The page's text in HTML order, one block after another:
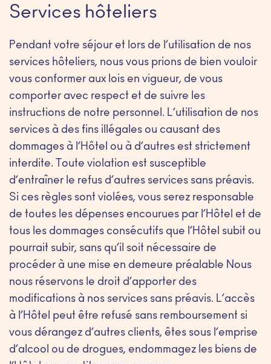
Services hôteliers
Pendant votre séjour et lors de l’utilisation de nos
services hôteliers, nous vous prions de bien vouloir
vous conformer aux lois en vigueur, de vous
comporter avec respect et de suivre les
instructions de notre personnel. L’utilisation de nos
services à des fins illégales ou causant des
dommages à l’Hôtel ou à d’autres est strictement
interdite. Toute violation est susceptible
d’entraîner le refus d’autres services sans préavis.
Si ces règles sont violées, vous serez responsable
de toutes les dépenses encourues par l’Hôtel et de
tous les dommages consécutifs que l’Hôtel subit ou
pourrait subir, sans qu’il soit nécessaire de
procéder à une mise en demeure préalable Nous
nous réservons le droit d’apporter des
modifications à nos services sans préavis. L’accès
à l’Hôtel peut être refusé sans remboursement si
vous dérangez d’autres clients, êtes sous l’emprise
d’alcool ou de drogues, endommagez les biens de